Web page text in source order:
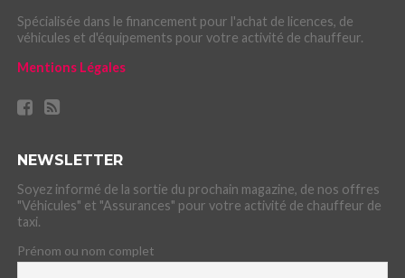
Spécialisée dans le financement pour l'achat de licences, de
véhicules et d'équipements pour votre activité de chauffeur.
Mentions Légales
NEWSLETTER
Soyez informé de la sortie du prochain magazine, de nos offres
"Véhicules" et "Assurances" pour votre activité de chauffeur de
taxi.
Prénom ou nom complet